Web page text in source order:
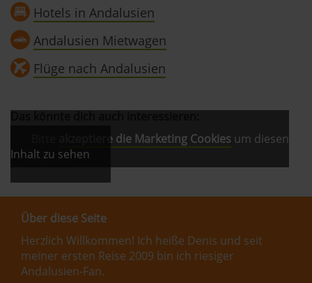
Hotels in Andalusien
Andalusien Mietwagen
Flüge nach Andalusien
akzeptiere die Marketing Cookies um diesen
Inhalt zu sehen
Über diese Seite
Herzlich Willkommen! Ich heiße Denis und seit
meiner ersten Reise 2009 bin ich riesiger
Andalusien-Fan.